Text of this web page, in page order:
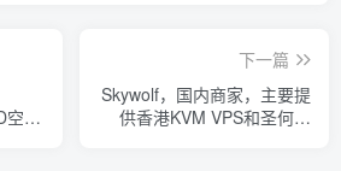
空
下一篇
Skywolf，国内商家，主要提
供香港KVM VPS和圣何塞